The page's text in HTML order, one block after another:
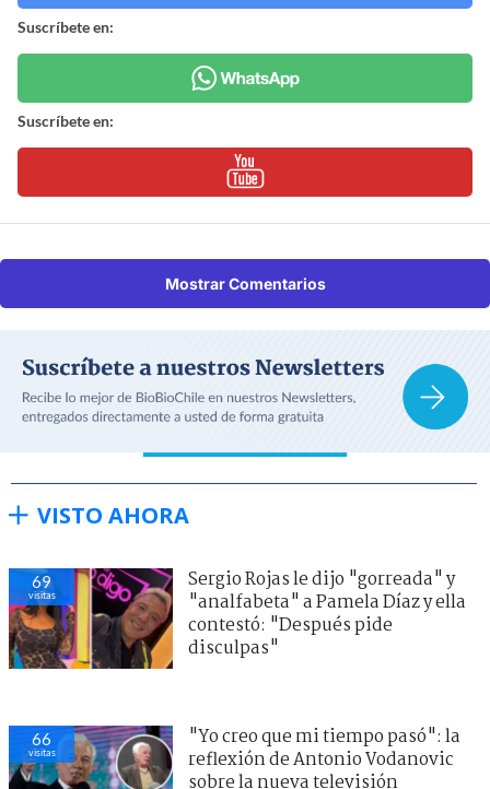
Suscríbete en:
Suscríbete en:
Mostrar Comentarios
VISTO AHORA
69
visitas
Sergio Rojas le dijo "gorreada" y
"analfabeta" a Pamela Díaz y ella
contestó: "Después pide
disculpas"
66
visitas
"Yo creo que mi tiempo pasó": la
reflexión de Antonio Vodanovic
sobre la nueva televisión